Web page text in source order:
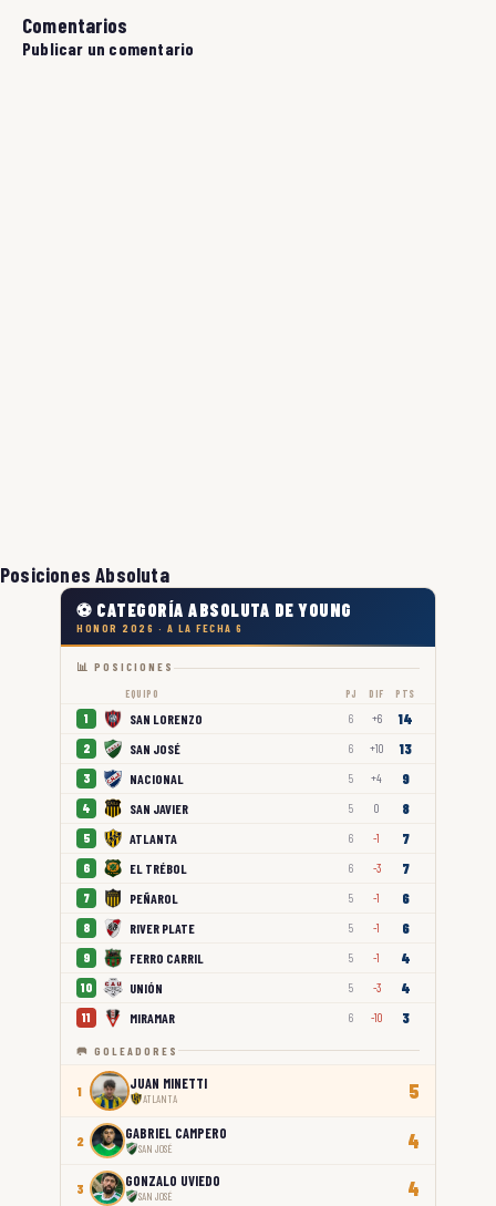
Comentarios
Publicar un comentario
Posiciones Absoluta
⚽ CATEGORÍA ABSOLUTA DE YOUNG
HONOR 2026 · A LA FECHA 6
📊 POSICIONES
EQUIPO PJ DIF PTS
1 SAN LORENZO 6 +6 14
2 SAN JOSÉ 6 +10 13
3 NACIONAL 5 +4 9
4 SAN JAVIER 5 0 8
5 ATLANTA 6 -1 7
6 EL TRÉBOL 6 -3 7
7 PEÑAROL 5 -1 6
8 RIVER PLATE 5 -1 6
9 FERRO CARRIL 5 -1 4
10 UNIÓN 5 -3 4
11 MIRAMAR 6 -10 3
🥅 GOLEADORES
1 JUAN MINETTI
ATLANTA 5
2 GABRIEL CAMPERO
SAN JOSÉ 4
3 GONZALO UVIEDO
SAN JOSÉ 4